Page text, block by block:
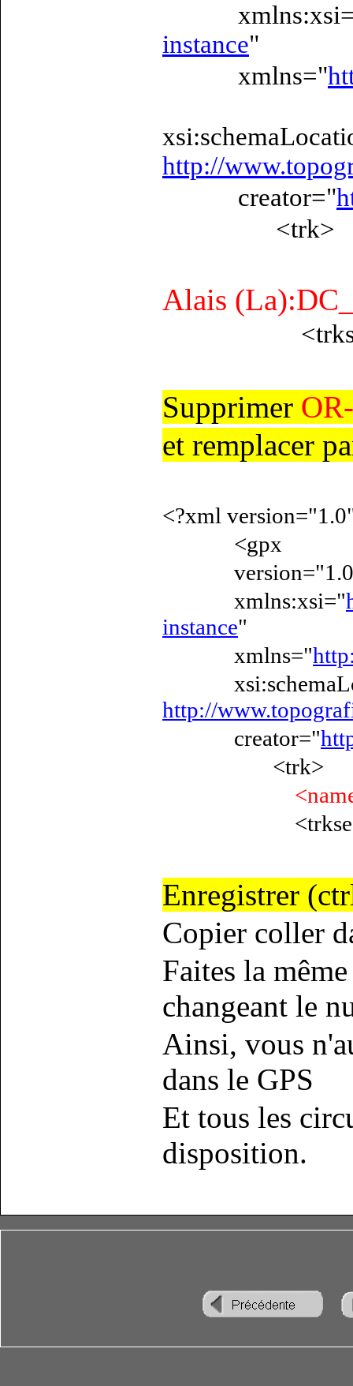
instance"
xmlns="
http://
creator="
<trk>
Alais
Supprimer
et remplacer
<?xml
<gpx
xmlns:xsi="
instance"
xmlns="
http://
creator="
<trk>
Enregistrer
Copier coller
Faites la
changeant le
Ainsi, vous
dans le GPS
Et tous les
disposition.